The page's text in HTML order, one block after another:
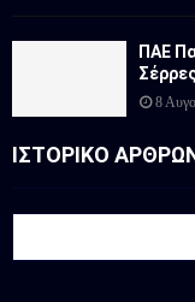
ΠΑΕ
8
ΙΣΤΟΡΙΚΟ